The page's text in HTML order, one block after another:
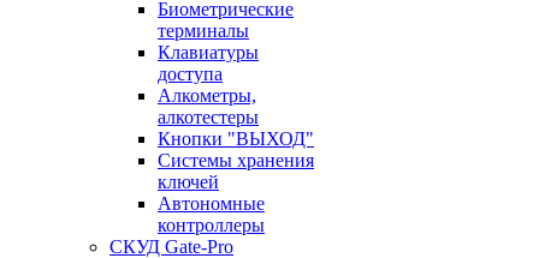
Биометрические
терминалы
Клавиатуры
доступа
Алкометры,
алкотестеры
Кнопки "ВЫХОД"
Системы хранения
ключей
Автономные
контроллеры
СКУД Gate-Pro